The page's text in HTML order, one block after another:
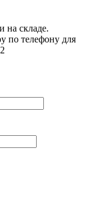
на складе.
по телефону для